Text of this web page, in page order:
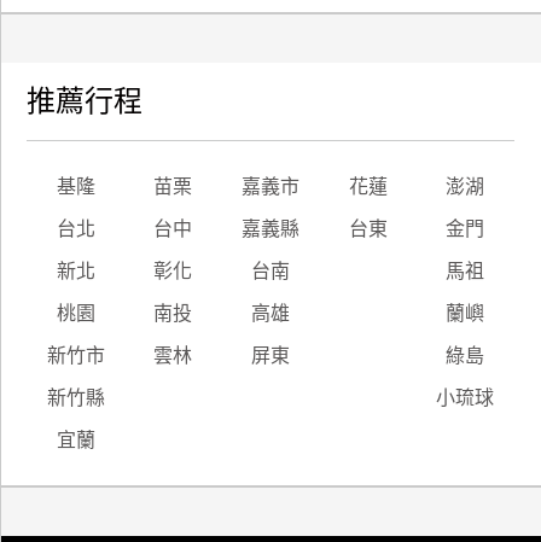
推薦行程
基隆 苗栗 嘉義市 花蓮 澎湖
台北 台中 嘉義縣 台東 金門
新北 彰化 台南 馬祖
桃園 南投 高雄 蘭嶼
新竹市 雲林 屏東 綠島
新竹縣 小琉球
宜蘭